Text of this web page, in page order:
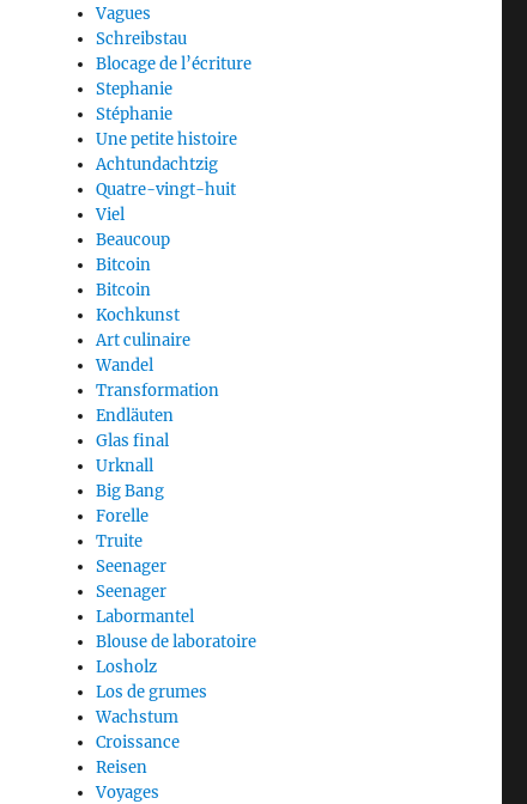
Vagues
Schreibstau
Blocage de l’écriture
Stephanie
Stéphanie
Une petite histoire
Achtundachtzig
Quatre-vingt-huit
Viel
Beaucoup
Bitcoin
Bitcoin
Kochkunst
Art culinaire
Wandel
Transformation
Endläuten
Glas final
Urknall
Big Bang
Forelle
Truite
Seenager
Seenager
Labormantel
Blouse de laboratoire
Losholz
Los de grumes
Wachstum
Croissance
Reisen
Voyages